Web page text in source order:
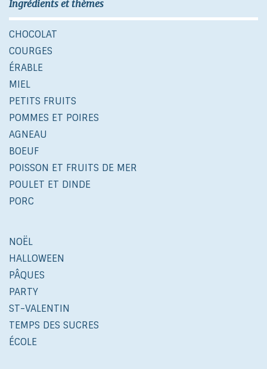
Ingrédients et thèmes
CHOCOLAT
COURGES
ÉRABLE
MIEL
PETITS FRUITS
POMMES ET POIRES
AGNEAU
BOEUF
POISSON ET FRUITS DE MER
POULET ET DINDE
PORC
NOËL
HALLOWEEN
PÂQUES
PARTY
ST-VALENTIN
TEMPS DES SUCRES
ÉCOLE